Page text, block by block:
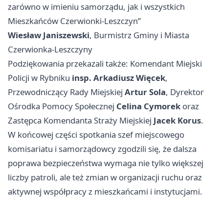
zarówno w imieniu samorządu, jak i wszystkich
Mieszkańców Czerwionki-Leszczyn”
Wiesław Janiszewski, Burmistrz Gminy i Miasta
Czerwionka-Leszczyny
Podziękowania przekazali także: Komendant Miejski
Policji w Rybniku insp. Arkadiusz Więcek,
Przewodniczący Rady Miejskiej Artur Sola, Dyrektor
Ośrodka Pomocy Społecznej Celina Cymorek oraz
Zastępca Komendanta Straży Miejskiej Jacek Korus.
W końcowej części spotkania szef miejscowego
komisariatu i samorządowcy zgodzili się, że dalsza
poprawa bezpieczeństwa wymaga nie tylko większej
liczby patroli, ale też zmian w organizacji ruchu oraz
aktywnej współpracy z mieszkańcami i instytucjami.